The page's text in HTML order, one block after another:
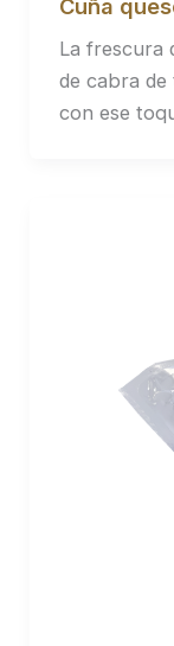
Cuña
La frescura
de cabra de
con ese